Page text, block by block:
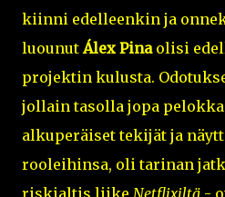
kiinni edelleenkin ja
luounut Álex Pinaolisi
projektin kulusta.
jollain tasolla jopa
alkuperäiset tekijät ja
rooleihinsa, oli tarinan
riskialtis liike Netflixiltä -